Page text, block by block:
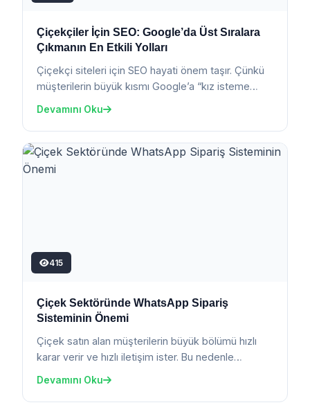
Çiçekçiler İçin SEO: Google’da Üst Sıralara
Çıkmanın En Etkili Yolları
Çiçekçi siteleri için SEO hayati önem taşır. Çünkü
müşterilerin büyük kısmı Google’a “kız isteme
Devamını Oku
415
Çiçek Sektöründe WhatsApp Sipariş
Sisteminin Önemi
Çiçek satın alan müşterilerin büyük bölümü hızlı
karar verir ve hızlı iletişim ister. Bu nedenle
Devamını Oku